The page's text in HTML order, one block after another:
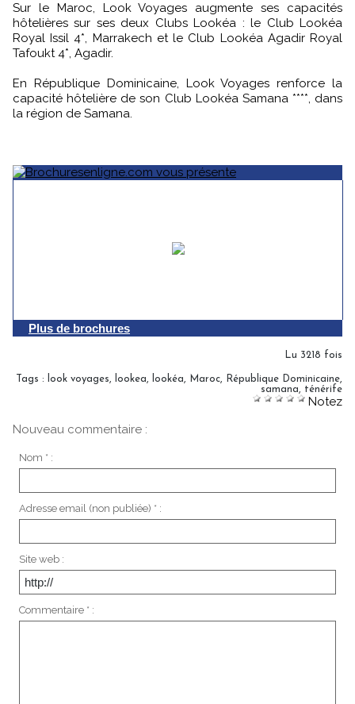
Sur le Maroc, Look Voyages augmente ses capacités
hôtelières sur ses deux Clubs Lookéa : le Club Lookéa
Royal Issil 4*, Marrakech et le Club Lookéa Agadir Royal
Tafoukt 4*, Agadir.
En République Dominicaine, Look Voyages renforce la
capacité hôtelière de son Club Lookéa Samana ****, dans
la région de Samana.
Plus de brochures
Lu 3218 fois
Tags : look voyages, lookea, lookéa, Maroc, République Dominicaine,
samana, ténérife
Notez
Nouveau commentaire :
Nom * :
Adresse email (non publiée) * :
Site web :
Commentaire * :